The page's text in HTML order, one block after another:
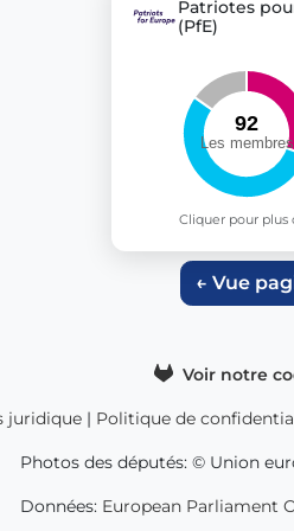
Patriotes
(PfE)
Cliquer pour plus
← Vue
Voir notre
juridique | Politique de
Photos des députés: © Union
Données: European Parliament